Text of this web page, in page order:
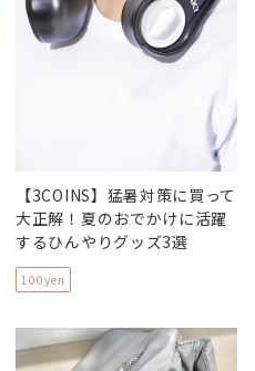
【3COINS】猛暑対策に買って
大正解！夏のおでかけに活躍
するひんやりグッズ3選
100yen